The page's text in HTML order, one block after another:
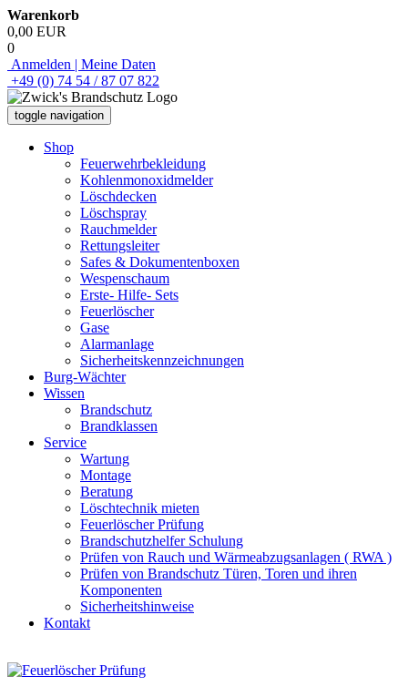
Warenkorb
0,00 EUR
0
Anmelden | Meine Daten
+49 (0) 74 54 / 87 07 822
toggle navigation
Shop
Feuerwehrbekleidung
Kohlenmonoxidmelder
Löschdecken
Löschspray
Rauchmelder
Rettungsleiter
Safes & Dokumentenboxen
Wespenschaum
Erste- Hilfe- Sets
Feuerlöscher
Gase
Alarmanlage
Sicherheitskennzeichnungen
Burg-Wächter
Wissen
Brandschutz
Brandklassen
Service
Wartung
Montage
Beratung
Löschtechnik mieten
Feuerlöscher Prüfung
Brandschutzhelfer Schulung
Prüfen von Rauch und Wärmeabzugsanlagen ( RWA )
Prüfen von Brandschutz Türen, Toren und ihren
Komponenten
Sicherheitshinweise
Kontakt